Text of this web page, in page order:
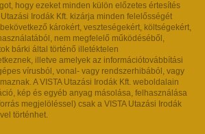
hogy ezeket minden külön előzetes értesítés
Utazási Irodák Kft. kizárja minden felelősségét
károkért, veszteségekért, költségekért,
nem megfelelő működéséből,
bárki által történő illetéktelen
illetve amelyek az információtovábbítási
vírusból, vonal- vagy rendszerhibából, vagy
A VISTA Utazási Irodák Kft. weboldalain
kép és egyéb anyag másolása, felhasználása
megjelöléssel) csak a VISTA Utazási Irodák
történhet.